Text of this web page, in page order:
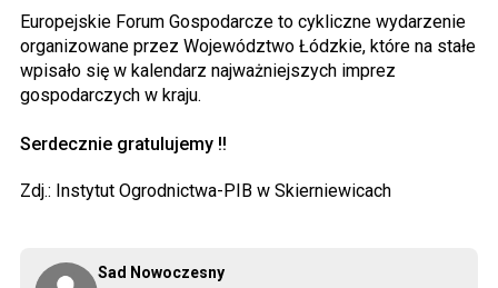
Sad Nowoczesny
Europejskie Forum Gospodarcze to cykliczne wydarzenie
organizowane przez Województwo Łódzkie, które na stałe
wpisało się w kalendarz najważniejszych imprez
gospodarczych w kraju.
Serdecznie gratulujemy !!
Zdj.: Instytut Ogrodnictwa-PIB w Skierniewicach